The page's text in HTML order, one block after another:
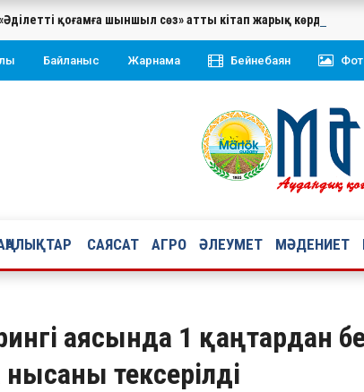
«Әділетті қоғамға шыншыл сөз» атты кітап жарық көрді.
Байланыс Жарнама Бейнебаян
САЯСАТ АГРО ӘЛЕУМЕТ МӘДЕНИЕТ
аясында 1 қаңтардан
тексерілді